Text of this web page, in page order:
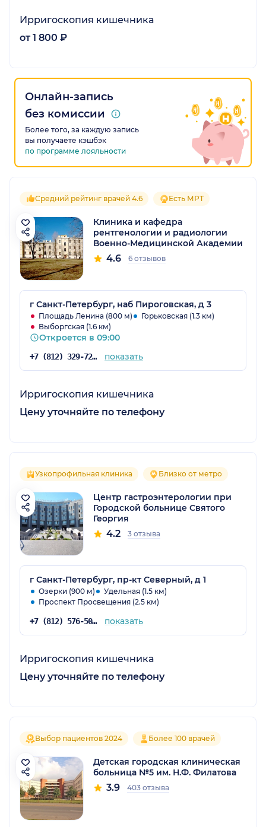
Ирригоскопия кишечника
от 1 800 ₽
Онлайн-запись
без комиссии
Более того, за каждую запись
вы получаете кэшбэк
по программе лояльности
Средний рейтинг врачей 4.6 Есть МРТ
Клиника и кафедра
рентгенологии и радиологии
Военно-Медицинской Академии
4.6 6 отзывов
г Санкт-Петербург, наб Пироговская, д 3
Площадь Ленина (800 м)
Горьковская (1.3 км)
Выборгская (1.6 км)
Откроется в 09:00
+7 (812) 329-72-15 показать
Ирригоскопия кишечника
Цену уточняйте по телефону
Узкопрофильная клиника Близко от метро
Центр гастроэнтерологии при
Городской больнице Святого
Георгия
4.2 3 отзыва
г Санкт-Петербург, пр-кт Северный, д 1
Озерки (900 м)
Удельная (1.5 км)
Проспект Просвещения (2.5 км)
+7 (812) 576-50-50 показать
Ирригоскопия кишечника
Цену уточняйте по телефону
Выбор пациентов 2024 Более 100 врачей
Детская городская клиническая
больница №5 им. Н.Ф. Филатова
3.9 403 отзыва